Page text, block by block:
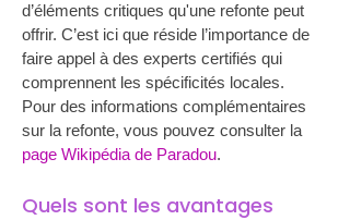
d’éléments critiques qu'une refonte peut
offrir. C’est ici que réside l’importance de
faire appel à des experts certifiés qui
comprennent les spécificités locales.
Pour des informations complémentaires
sur la refonte, vous pouvez consulter la
page Wikipédia de Paradou.
Quels sont les avantages